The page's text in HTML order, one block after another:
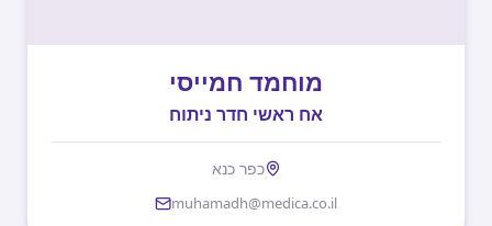
מוחמד חמייסי
אח ראשי חדר ניתוח
כפר כנא
muhamadh@medica.co.il